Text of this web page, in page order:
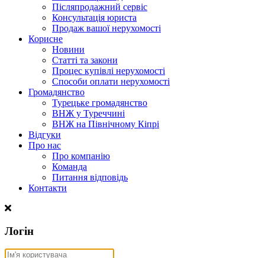
Післяпродажний сервіс
Консультація юриста
Продаж вашої нерухомості
Корисне
Новини
Статті та закони
Процес купівлі нерухомості
Способи оплати нерухомості
Громадянство
Турецьке громадянство
ВНЖ у Туреччині
ВНЖ на Північному Кіпрі
Відгуки
Про нас
Про компанію
Команда
Питання відповідь
Контакти
Логін